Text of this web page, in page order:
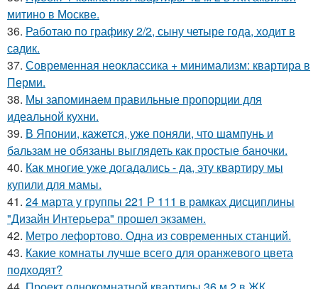
митино в Москве.
36. Работаю по графику 2/2, сыну четыре года, ходит в
садик.
37. Современная неоклассика + минимализм: квартира в
Перми.
38. Мы запоминаем правильные пропорции для
идеальной кухни.
39. В Японии, кажется, уже поняли, что шампунь и
бальзам не обязаны выглядеть как простые баночки.
40. Как многие уже догадались - да, эту квартиру мы
купили для мамы.
41. 24 марта у группы 221 Р 111 в рамках дисциплины
"Дизайн Интерьера" прошел экзамен.
42. Метро лефортово. Одна из современных станций.
43. Какие комнаты лучше всего для оранжевого цвета
подходят?